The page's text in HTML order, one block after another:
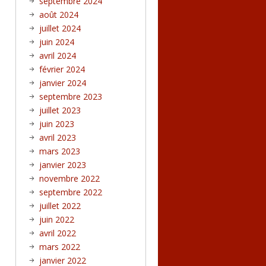
août 2024
juillet 2024
juin 2024
avril 2024
février 2024
janvier 2024
septembre 2023
juillet 2023
juin 2023
avril 2023
mars 2023
janvier 2023
novembre 2022
septembre 2022
juillet 2022
juin 2022
avril 2022
mars 2022
janvier 2022